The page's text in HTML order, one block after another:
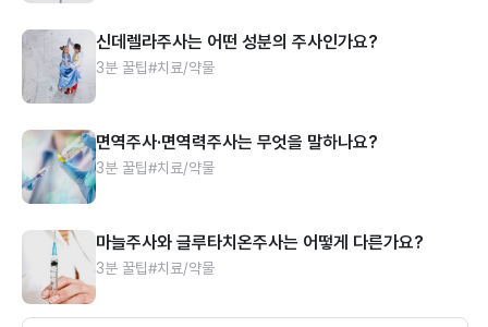
신데렐라주사는 어떤 성분의 주사인가요?
3분 꿀팁#치료/약물
면역주사·면역력주사는 무엇을 말하나요?
3분 꿀팁#치료/약물
마늘주사와 글루타치온주사는 어떻게 다른가요?
3분 꿀팁#치료/약물